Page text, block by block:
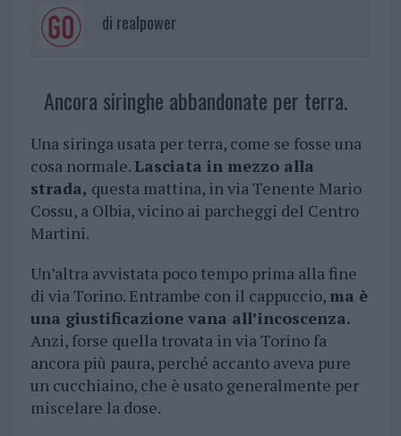
di realpower
Ancora siringhe abbandonate per terra.
Una siringa usata per terra, come se fosse una
cosa normale.Lasciata in mezzo alla
strada, questa mattina, in via Tenente Mario
Cossu, a Olbia, vicino ai parcheggi del Centro
Martini.
Un’altra avvistata poco tempo prima alla fine
di via Torino. Entrambe con il cappuccio, ma è
una giustificazione vana all’incoscenza.
Anzi, forse quella trovata in via Torino fa
ancora più paura, perché accanto aveva pure
un cucchiaino, che è usato generalmente per
miscelare la dose.